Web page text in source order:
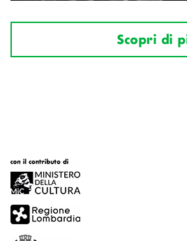
Scopri di